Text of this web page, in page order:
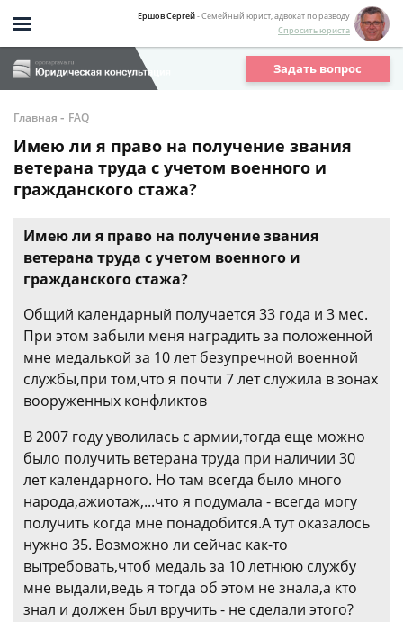
Ершов Сергей- Семейный юрист, адвокат по разводу
Спросить юриста
Задать вопрос
Главная - FAQ
Имею ли я право на получение звания
ветерана труда с учетом военного и
гражданского стажа?
Имею ли я право на получение звания
ветерана труда с учетом военного и
гражданского стажа?
Общий календарный получается 33 года и 3 мес.
При этом забыли меня наградить за положенной
мне медалькой за 10 лет безупречной военной
службы,при том,что я почти 7 лет служила в зонах
вооруженных конфликтов
В 2007 году уволилась с армии,тогда еще можно
было получить ветерана труда при наличии 30
лет календарного. Но там всегда было много
народа,ажиотаж,...что я подумала - всегда могу
получить когда мне понадобится.А тут оказалось
нужно 35. Возможно ли сейчас как-то
вытребовать,чтоб медаль за 10 летнюю службу
мне выдали,ведь я тогда об этом не знала,а кто
знал и должен был вручить - не сделали этого?